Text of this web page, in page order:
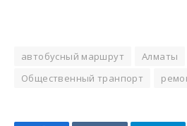
автобусный маршрут
Алматы
Общественный транпорт